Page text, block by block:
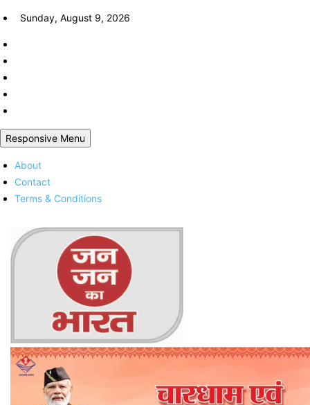
Skip
content
Sunday, August 9, 2026
Responsive Menu
About
Contact
Terms & Conditions
Jan Jan Ka Bharat
Online Trending Hindi News Website